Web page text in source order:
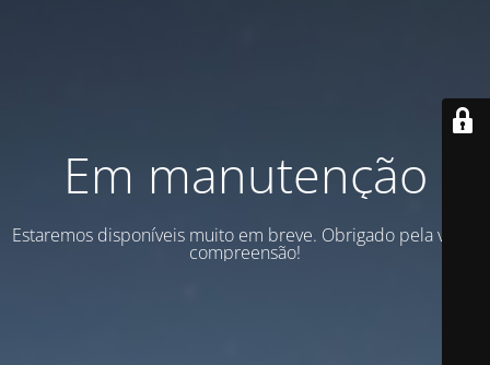
Em manutenção
Estaremos disponíveis muito em breve. Obrigado pela vossa
compreensão!